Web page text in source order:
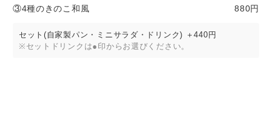
③4種のきのこ和風 880円
セット(自家製パン・ミニサラダ・ドリンク) ＋440円
※セットドリンクは●印からお選びください。